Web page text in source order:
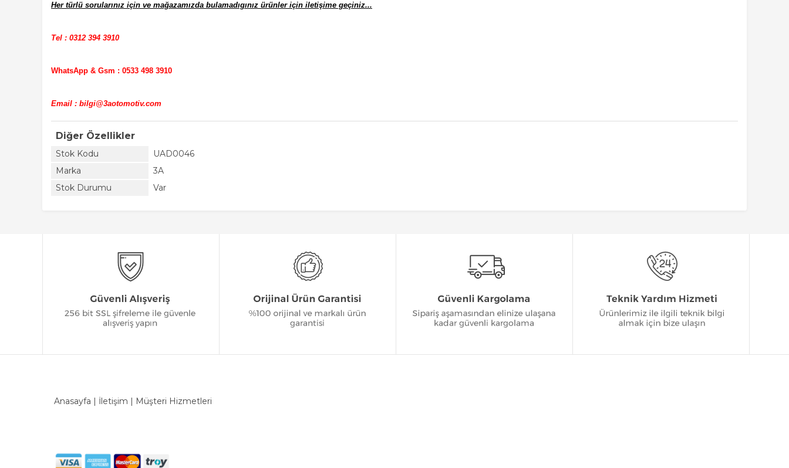
Her türlü sorularınız için ve mağazamızda bulamadıgınız ürünler için iletişime geçiniz...
Tel : 0312 394 3910
WhatsApp & Gsm : 0533 498 3910
Email : bilgi@3aotomotiv.com
Diğer Özellikler
Stok Kodu
UAD0046
Marka
3A
Stok Durumu
Var
Anasayfa | İletişim | Müşteri Hizmetleri